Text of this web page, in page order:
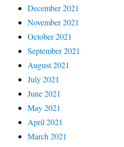
December 2021
November 2021
October 2021
September 2021
August 2021
July 2021
June 2021
May 2021
April 2021
March 2021